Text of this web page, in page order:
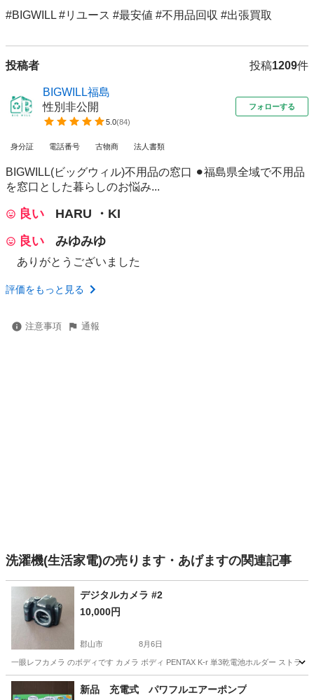
#BIGWILL #リユース #最安値 #不用品回収 #出張買取
投稿者 投稿1209件
BIGWILL福島
性別非公開
5.0(84)
フォローする
身分証 電話番号 古物商 法人書類
BIGWILL(ビッグウィル)不用品の窓口 ⚫︎福島県全域で不用品
を窓口とした暮らしのお悩み...
良い
HARU ・KI
良い
みゆみゆ
ありがとうございました
評価をもっと見る
注意事項 通報
洗濯機(生活家電)の売ります・あげますの関連記事
デジタルカメラ #2
10,000円
郡山市 8月6日
一眼レフカメラ のボディです カメラ ボディ PENTAX K-r 単3乾電池ホルダー ストラ
福島 郡山市 カメラ PENTAX
新品 充電式 パワフルエアーポンプ